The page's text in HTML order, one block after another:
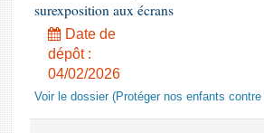
surexposition aux écrans
Date de
dépôt :
04/02/2026
Voir le dossier (Protéger nos enfants